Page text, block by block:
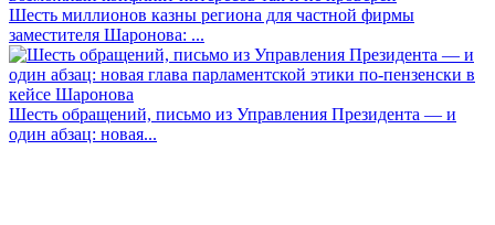
Шесть миллионов казны региона для частной фирмы
заместителя Шаронова: ...
Шесть обращений, письмо из Управления Президента — и
один абзац: новая...